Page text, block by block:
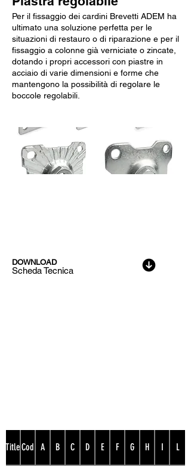
Per il fissaggio dei cardini Brevetti ADEM ha
ultimato una soluzione perfetta per le
situazioni di restauro o di riparazione e per il
fissaggio a colonne già verniciate o zincate,
dotando i propri accessori con piastre in
acciaio di varie dimensioni e forme che
mantengono la possibilità di regolare le
boccole regolabili.
DOWNLOAD
Scheda Tecnica
TitleCod A B C D E F G H I L